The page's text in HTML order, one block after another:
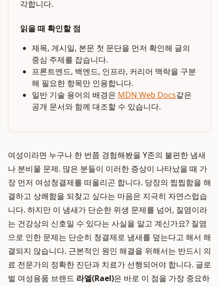
각합니다.
읽을 때 확인할 점
제목, 게시일, 본문 첫 문단을 먼저 확인해 글의
중심 주제를 잡습니다.
프론트엔드, 백엔드, 인프라, 커리어 맥락을 구분
해 필요한 항목만 인용합니다.
일반 기술 용어의 배경은 MDN Web Docs같은
공개 문서와 함께 대조할 수 있습니다.
여성이라면 누구나 한 번쯤 경험해봤을 Y존의 불편한 냄새
나 분비물 문제. 많은 분들이 이러한 증상이 나타났을 때 가
장 먼저 여성청결제를 떠올리곤 합니다. 당장의 찝찝함을 해
결하고 상쾌함을 되찾고 싶다는 마음은 지극히 자연스럽습
니다. 하지만 이 냄새가 단순한 위생 문제를 넘어, 질염이라
는 건강상의 신호일 수 있다는 사실을 알고 계신가요? 질염
으로 인한 문제는 단순히 청결제로 냄새를 덮는다고 해서 해
결되지 않습니다. 근본적인 원인 해결을 위해서는 반드시 의
료 전문가의 정확한 진단과 치료가 선행되어야 합니다. 글로
벌 여성용품 브랜드 라엘(Rael)은 바로 이 점을 가장 중요하